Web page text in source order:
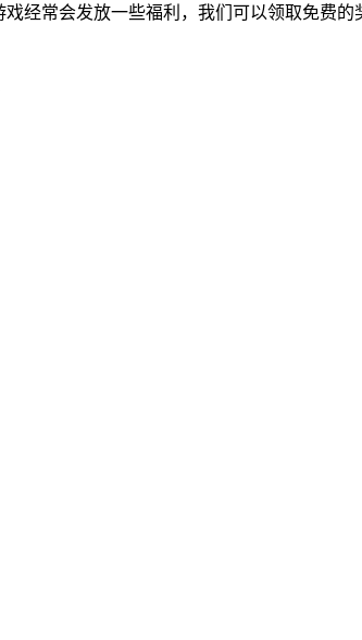
戏经常会发放一些福利，我们可以领取免费